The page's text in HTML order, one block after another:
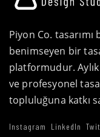
Piyon Co.
benimseyen bir
platformudur.
ve profesyonel
topluluğuna katkı
Instagram LinkedIn